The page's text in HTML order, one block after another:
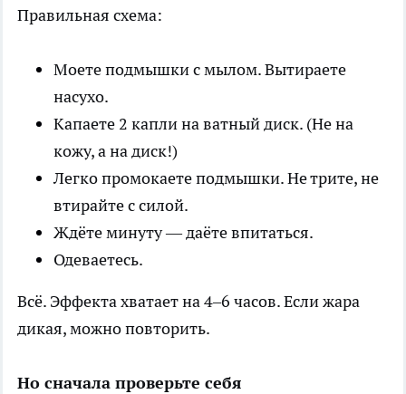
Правильная схема:
Моете подмышки с мылом. Вытираете
насухо.
Капаете 2 капли на ватный диск. (Не на
кожу, а на диск!)
Легко промокаете подмышки. Не трите, не
втирайте с силой.
Ждёте минуту — даёте впитаться.
Одеваетесь.
Всё. Эффекта хватает на 4–6 часов. Если жара
дикая, можно повторить.
Но сначала проверьте себя